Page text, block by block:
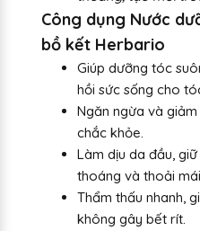
Công dụng Nước
bồ kết Herbario
Giúp dưỡng tóc
hồi sức sống cho
Ngăn ngừa và
chắc khỏe.
Làm dịu da đầu,
thoáng và thoải
Thẩm thấu nhanh,
không gây bết rít.